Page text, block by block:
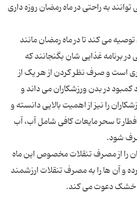
به راحتی در ماه رمضان روزه داری
توصیه می کند تا در ماه رمضان مانند
غذایی در برنامه غذایی شان بگنجانند که
است و صرف نظر کردن از هر یک از
کمبود در بدن ورزشکاران می داند و
را نیز از اهمیت بالایی دانسته و
تا سحر مایعات کافی شامل آب، آب
را از مصرف تنقلات مخصوص این ماه
و آن ها را به مصرف تنقلات ارزشمند